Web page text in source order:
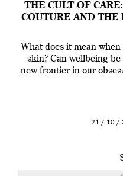
THE CULT OF
COUTURE AND THE
What does it mean
skin? Can wellbeing
new frontier in our
21 / 10 /